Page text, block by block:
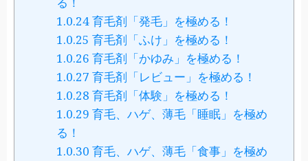
1.0.24育毛剤「発毛」を極める！
1.0.25 育毛剤「ふけ」を極める！
1.0.26 育毛剤「かゆみ」を極める！
1.0.27 育毛剤「レビュー」を極める！
1.0.28 育毛剤「体験」を極める！
1.0.29 育毛、ハゲ、薄毛「睡眠」を極め
る！
1.0.30 育毛、ハゲ、薄毛「食事」を極め